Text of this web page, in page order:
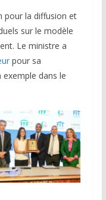
pour la diffusion et
sur le modèle
Le ministre a
pour sa
dans le